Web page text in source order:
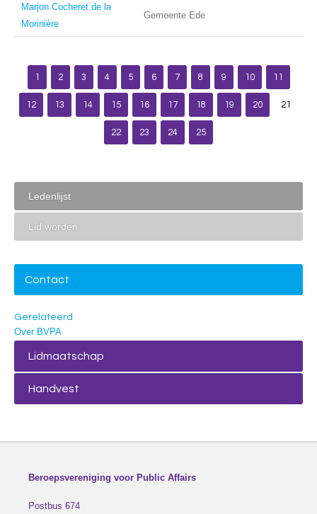
Marjon Cocheret de la
Morinière
Gemeente Ede
1 2 3 4 5 6 7 8 9 10 11
12 13 14 15 16 17 18 19 20 21
22 23 24 25
Ledenlijst
Lid worden
Contact
Gerelateerd
Over BVPA
Lidmaatschap
Handvest
Beroepsvereniging voor Public Affairs
Postbus 674